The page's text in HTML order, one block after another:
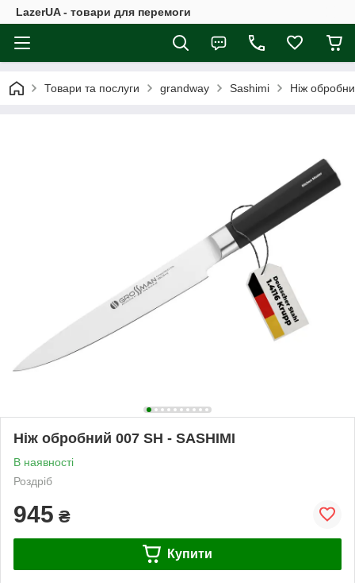
LazerUA - товари для перемоги
Товари та послуги grandway Sashimi Ніж
Ніж обробний 007 SH - SASHIMI
В наявності
Роздріб
945 ₴
Купити